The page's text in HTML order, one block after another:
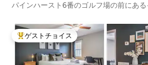
パインハースト6番のゴルフ場の前にある
大好評のゲストチョイスです。
ゲストチョイス